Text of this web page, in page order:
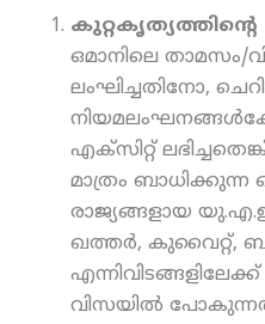
കുറ്റകൃത്യത്തിന്റെ
ഒമാനിലെ താമസം/
ലംഘിച്ചതിനോ,
എക്‌സിറ്റ്
മാത്രം ബാധിക്കുന്ന
രാജ്യങ്ങളായ
ഖത്തര്‍, കുവൈറ്റ്,
വിസയില്‍